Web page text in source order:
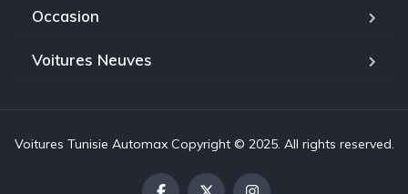
Occasion
Voitures Neuves
Voitures Tunisie Automax Copyright © 2025. All rights reserved.